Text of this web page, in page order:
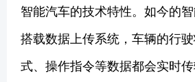
智能汽车的技术特性。如今的
搭载数据上传系统，车辆的行
式、操作指令等数据都会实时